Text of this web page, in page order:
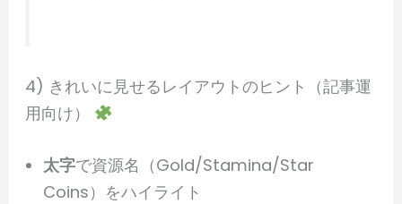
4) きれいに見せるレイアウトのヒント（記事運
用向け）
太字で資源名（Gold/Stamina/Star
Coins）をハイライト